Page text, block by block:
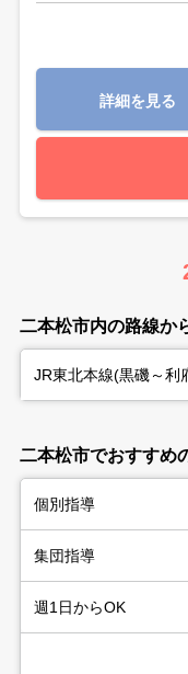
詳細を見る
二本松市内の路線か
JR東北本線(黒磯～利
二本松市でおすすめ
個別指導
集団指導
週1日からOK